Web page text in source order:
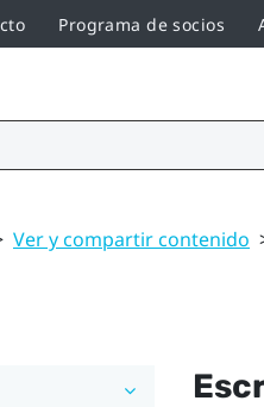
Programa de socios
Ver y compartir contenido